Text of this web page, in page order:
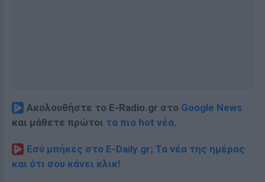
Ακολουθήστε το E-Radio.gr στο Google News
και μάθετε πρώτοι τα πιο hot νέα.
Εσύ μπήκες στο E-Daily.gr; Τα νέα της ημέρας
και ότι σου κάνει κλικ!